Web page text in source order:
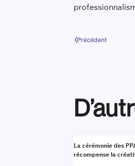
Précédent
Actualité
La cérémonie des
récompense la